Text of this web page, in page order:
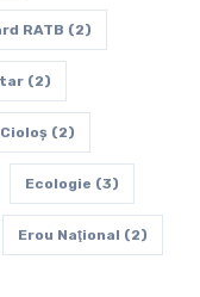
RATB (2)
(2)
(2)
Ecologie (3)
Erou Naţional (2)